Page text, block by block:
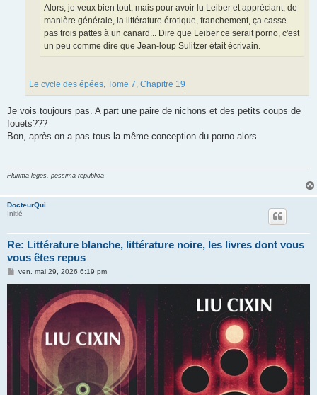
Alors, je veux bien tout, mais pour avoir lu Leiber et appréciant, de
manière générale, la littérature érotique, franchement, ça casse
pas trois pattes à un canard... Dire que Leiber ce serait porno, c'est
un peu comme dire que Jean-loup Sulitzer était écrivain.
Le cycle des épées, Tome 7, Chapitre 19
Je vois toujours pas. A part une paire de nichons et des petits coups de
fouets???
Bon, après on a pas tous la même conception du porno alors.
Plurima leges, pessima republica
DocteurQui
Initié
Re: Littérature blanche, littérature noire, les livres dont vous
vous êtes repus
Mven. mai 29, 2026 6:19 pm